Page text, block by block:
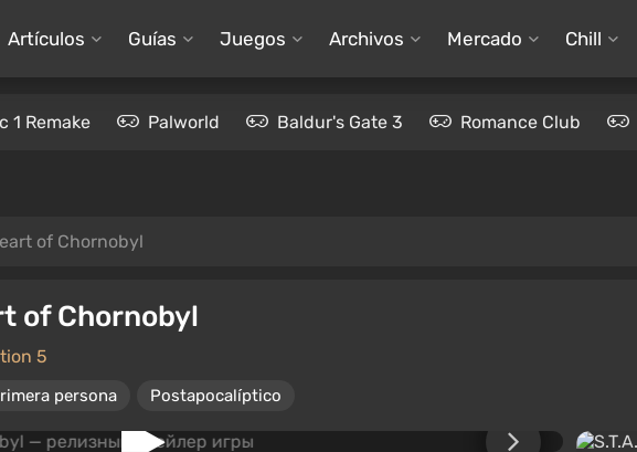
Artículos Guías Juegos Archivos Mercado Chill
1 Remake Palworld Baldur's Gate 3 Romance Club
of Chornobyl
of Chornobyl
5
persona Postapocalíptico